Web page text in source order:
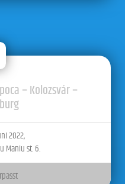
– Kolozsvár –
2022,
Maniu st. 6.